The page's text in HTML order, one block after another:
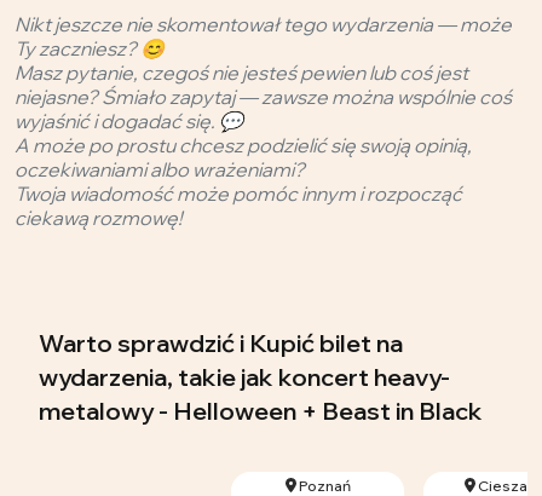
Nikt jeszcze nie skomentował tego wydarzenia — może
Ty zaczniesz? 😊
Masz pytanie, czegoś nie jesteś pewien lub coś jest
niejasne? Śmiało zapytaj — zawsze można wspólnie coś
wyjaśnić i dogadać się. 💬
A może po prostu chcesz podzielić się swoją opinią,
oczekiwaniami albo wrażeniami?
Twoja wiadomość może pomóc innym i rozpocząć
ciekawą rozmowę!
Warto sprawdzić i Kupić bilet na
wydarzenia, takie jak koncert heavy-
metalowy - Helloween + Beast in Black
Poznań